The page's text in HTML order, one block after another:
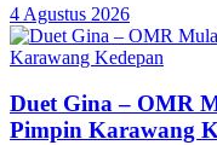
4 Agustus 2026
Duet Gina – OMR
Pimpin Karawang